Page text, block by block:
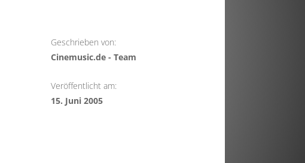
Geschrieben von:
Cinemusic.de - Team
Veröffentlicht am:
15. Juni 2005